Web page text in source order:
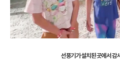
선풍기가 설치된 곳에서 감